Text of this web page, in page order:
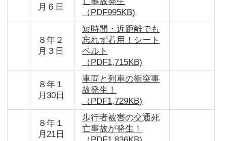
月６日
（PDF995KB)
８年２
月３日
短時間・近距離でも
忘れず着用！シート
ベルト
（PDF1,715KB)
８年１
月30日
車両と列車の衝突事
故発生！
（PDF1,729KB)
８年１
月21日
歩行者被害の交通死
亡事故が発生！